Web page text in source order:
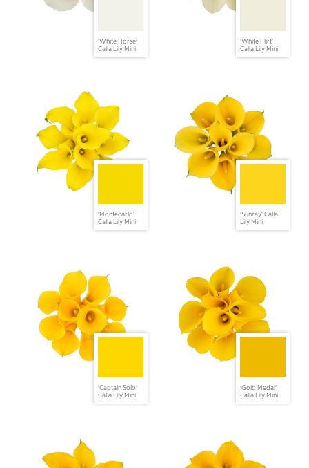
'White Horse'
Calla Lily Mini
'White Flirt'
Calla Lily Mini
'Montecarlo'
Calla Lily Mini
'Sunray' Calla
Lily Mini
'Captain Solo'
Calla Lily Mini
'Gold Medal'
Calla Lily Mini